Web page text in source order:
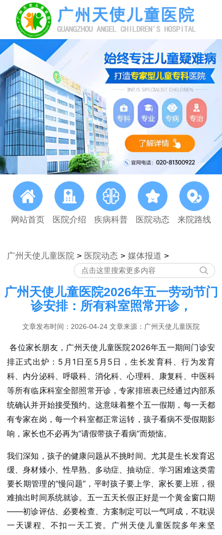
网站首页 医院介绍 疾病科普 医院动态 来院路线
广州天使儿童医院 > 医院动态 > 媒体报道 >
广州天使儿童医院2026年五一劳动节门
诊安排：所有科室照常开诊，
文章发布时间：2026-04-24 文章来源：广州天使儿童医院
各位家长朋友，广州天使儿童医院2026年五一期间门诊安
排正式出炉：5月1日至5月5日，生长发育科、行为发育
科、内分泌科、呼吸科、消化科、心理科、康复科、中医科
等所有临床科室全部照常开诊，专家排班表已经通过内部系
统确认并开始接受预约。这意味着整个五一假期，每一天都
有专家在岗，每一个科室都正常运转，孩子看病不受假期影
响，家长也不必再为“请假带孩子看病”而烦恼。
我们深知，孩子的健康问题从不挑时间。尤其是生长发育迟
缓、身材矮小、性早熟、多动症、抽动症、学习困难这类需
要长期管理的“慢问题”，平时孩子要上学、家长要上班，很
难抽出时间系统就诊。五一五天长假正好是一个黄金窗口期
——初诊评估、必要检查、方案制定可以一气呵成，不耽误
一天课程、不扣一天工资。广州天使儿童医院多年来坚